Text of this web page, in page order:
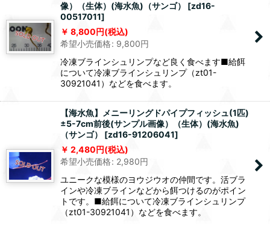
像）（生体）(海水魚)（サンゴ）
[zd16-
00517011]
8,800円(税込)
希望小売価格: 9,800円
冷凍ブラインシュリンプなど良く食べます■給餌
について冷凍ブラインシュリンプ（zt01-
30921041）などを食べます。
【海水魚】メニーリングドパイプフィッシュ(1匹)
±5-7cm前後(サンプル画像）（生体）(海水魚)
（サンゴ）
[zd16-91206041]
2,480円(税込)
希望小売価格: 2,980円
ユニークな模様のヨウジウオの仲間です。活ブラ
インや冷凍ブラインなどから餌つけるのがポイン
トです。■給餌について冷凍ブラインシュリンプ
（zt01-30921041）などを食べます。